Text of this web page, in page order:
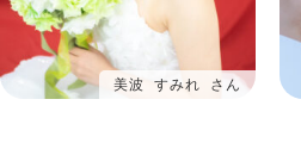
美波 すみれ さん